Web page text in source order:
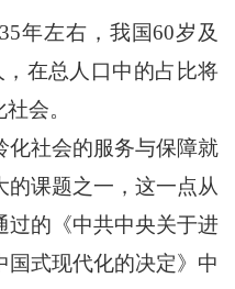
年左右，我国60岁及
在总人口中的占比将
会。
化社会的服务与保障就
的课题之一，这一点从
过的《中共中央关于进
式现代化的决定》中